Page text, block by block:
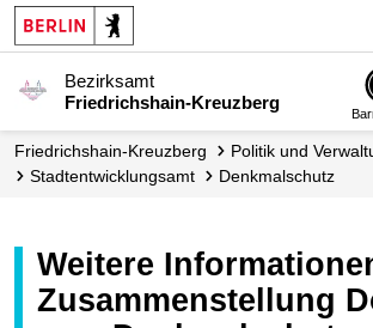
Bezirksamt
Friedrichshain-Kreuzberg
Friedrichshain-Kreuzberg Politik und
Stadt­entwicklungs­amt
Denkmalschutz
Weitere Informationen und
Zusammenstellung